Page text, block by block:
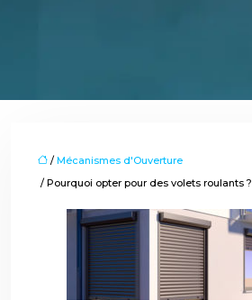
/ Mécanismes d'Ouverture
/ Pourquoi opter pour des volets roulants ?